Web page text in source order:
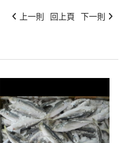
上一則 回上頁 下一則